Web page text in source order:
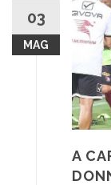
03
MAG
A